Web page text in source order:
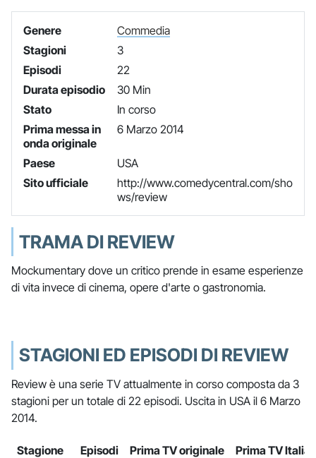
Genere
Commedia
Stagioni
3
Episodi
22
Durata episodio
30 Min
Stato
In corso
Prima messa in
onda originale
6 Marzo 2014
Paese
USA
Sito ufficiale
http://www.comedycentral.com/sho
ws/review
TRAMA DI REVIEW
Mockumentary dove un critico prende in esame esperienze
di vita invece di cinema, opere d'arte o gastronomia.
STAGIONI ED EPISODI DI REVIEW
Review è una serie TV attualmente in corso composta da 3
stagioni per un totale di 22 episodi. Uscita in USA il 6 Marzo
2014.
Stagione Episodi Prima TV originale
Prima TV Italia